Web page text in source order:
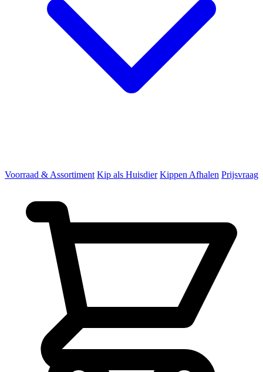
Voorraad & Assortiment Kip als Huisdier Kippen Afhalen Prijsvraag